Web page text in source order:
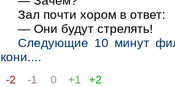
Зал почти хором в ответ:
— Они будут стрелять!
Следующие 10 минут
кони....
-2 -1 0 +1 +2